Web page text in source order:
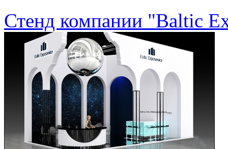
Стенд компании "Baltic